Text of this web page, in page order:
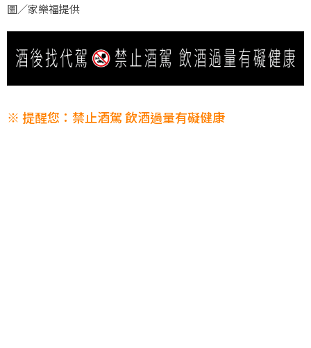
圖／家樂福提供
※ 提醒您：禁止酒駕 飲酒過量有礙健康